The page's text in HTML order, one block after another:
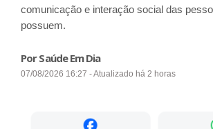
comunicação e interação social das
possuem.
Por Saúde Em Dia
07/08/2026 16:27 - Atualizado há 2 horas